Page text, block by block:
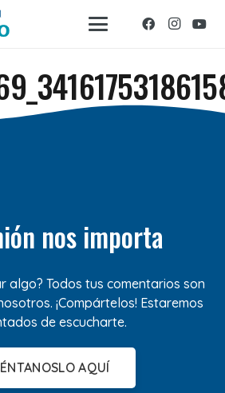
nos importa
algo? Todos tus comentarios son
¡Compártelos! Estaremos
de escucharte.
AQUÍ